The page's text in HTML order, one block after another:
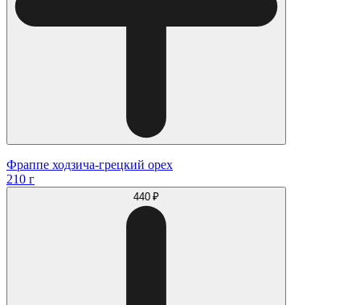
Фраппе ходзича-грецкий орех
210 г
440 ₽